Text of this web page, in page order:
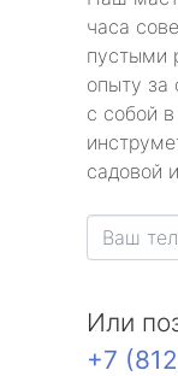
часа
пустыми
опыту за
с собой
садовой
Или
+7